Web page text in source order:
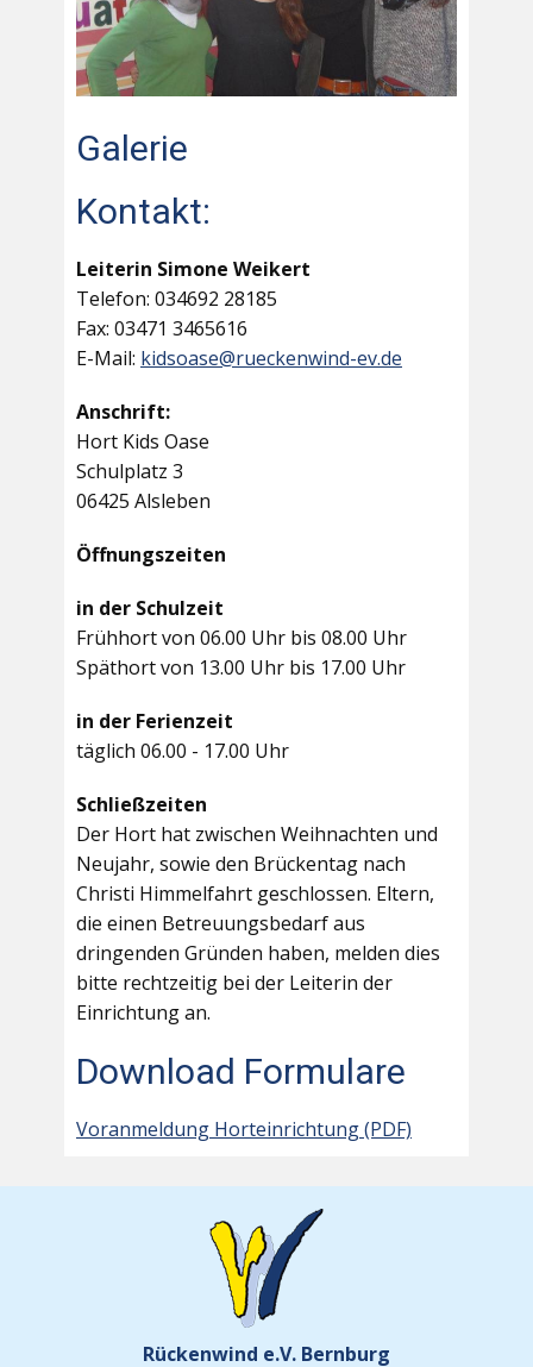
Galerie
Kontakt:
Leiterin Simone Weikert
Telefon: 034692 28185
Fax: 03471 3465616
E-Mail: kidsoase@rueckenwind-ev.de
Anschrift:
Hort Kids Oase
Schulplatz 3
06425 Alsleben
Öffnungszeiten
in der Schulzeit
Frühhort von 06.00 Uhr bis 08.00 Uhr
Späthort von 13.00 Uhr bis 17.00 Uhr
in der Ferienzeit
täglich 06.00 - 17.00 Uhr
Schließzeiten
Der Hort hat zwischen Weihnachten und
Neujahr, sowie den Brückentag nach
Christi Himmelfahrt geschlossen. Eltern,
die einen Betreuungsbedarf aus
dringenden Gründen haben, melden dies
bitte rechtzeitig bei der Leiterin der
Einrichtung an.
Download Formulare
Voranmeldung Horteinrichtung (PDF)
Rückenwind e.V. Bernburg